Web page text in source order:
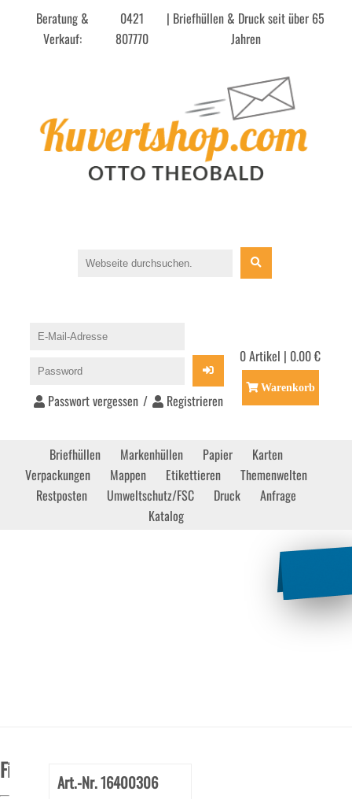
Beratung &
Verkauf:
0421
807770
| Briefhüllen & Druck seit über 65
Jahren
Passwort vergessen / Registrieren
0 Artikel | 0.00 €
Warenkorb
Briefhüllen Markenhüllen Papier
Karten
Verpackungen
Mappen Etikettieren
Themenwelten
Restposten
Umweltschutz/FSC Druck
Anfrage
Katalog
Filter Art.-Nr. 16400306